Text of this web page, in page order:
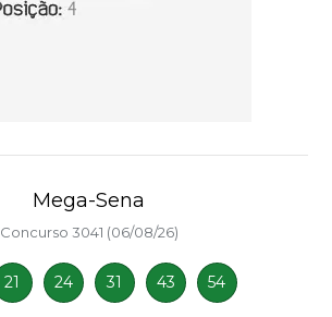
Mega-Sena
Concurso 3041 (06/08/26)
21 24 31 43 54